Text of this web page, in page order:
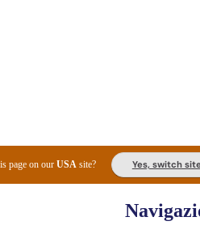
page on ourUSA site? Yes, switch